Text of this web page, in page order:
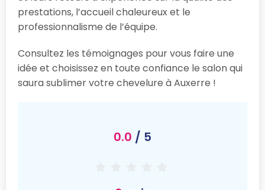
prestations, l’accueil chaleureux et le
professionnalisme de l’équipe.
Consultez les témoignages pour vous faire une
idée et choisissez en toute confiance le salon qui
saura sublimer votre chevelure à Auxerre !
0.0 / 5